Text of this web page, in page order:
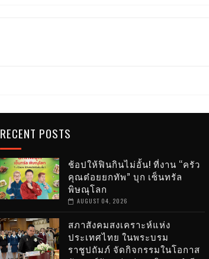
RECENT POSTS
ช้อปให้ฟินกินไม่อั้น! ที่งาน “ครัว
คุณต๋อยยกทัพ” บุก เซ็นทรัล
พิษณุโลก
AUGUST 04, 2026
สภาสังคมสงเคราะห์แห่ง
ประเทศไทย ในพระบรม
ราชูปถัมภ์ จัดกิจกรรมในโอกาส